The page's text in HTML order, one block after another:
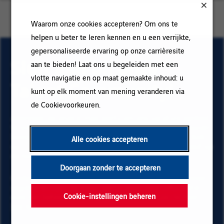
Waarom onze cookies accepteren? Om ons te
helpen u beter te leren kennen en u een verrijkte,
gepersonaliseerde ervaring op onze carrièresite
aan te bieden! Laat ons u begeleiden met een
vlotte navigatie en op maat gemaakte inhoud: u
kunt op elk moment van mening veranderen via
de Cookievoorkeuren.
Alle cookies accepteren
Doorgaan zonder te accepteren
Cookie-instellingen beheren
Sluit aan bij onze
Talent Community!
te ontvangen en informatie te krijgen over nieuwe banen
binnen Vinci. Vul uw e-mailadres en voorkeuren in. Klik
op "Toevoegen" en vervolgens op "Abonneren" en blijf op
de hoogte via onze e-mail alerts!
Onderstaande gegevens zijn noodzakelijk om te kunnen
registreren voor de email alerts. Voor meer informatie
over het beheer van uw gegevens en over uw rechten,
klik hier.